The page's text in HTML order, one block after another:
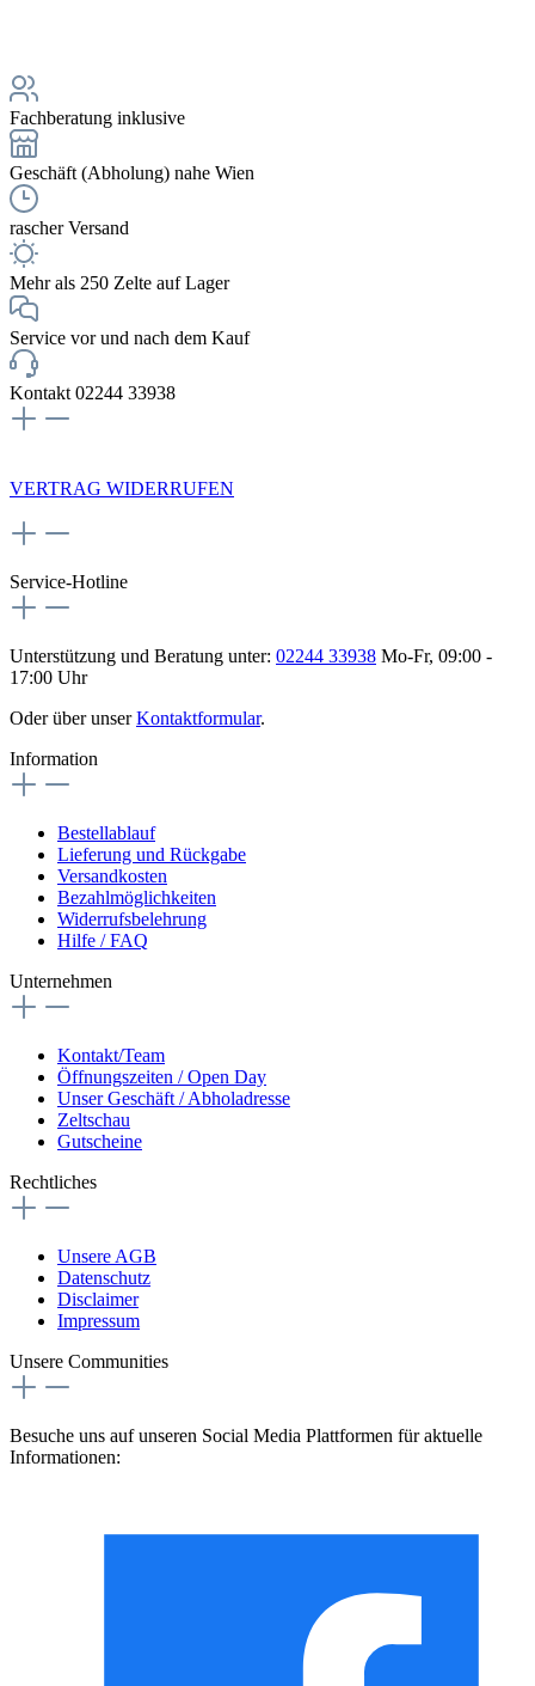
Fachberatung inklusive
Geschäft (Abholung) nahe Wien
rascher Versand
Mehr als 250 Zelte auf Lager
Service vor und nach dem Kauf
Kontakt 02244 33938
VERTRAG WIDERRUFEN
Service-Hotline
Unterstützung und Beratung unter: 02244 33938 Mo-Fr, 09:00 -
17:00 Uhr
Oder über unserKontaktformular.
Information
Bestellablauf
Lieferung und Rückgabe
Versandkosten
Bezahlmöglichkeiten
Widerrufsbelehrung
Hilfe / FAQ
Unternehmen
Kontakt/Team
Öffnungszeiten / Open Day
Unser Geschäft / Abholadresse
Zeltschau
Gutscheine
Rechtliches
Unsere AGB
Datenschutz
Disclaimer
Impressum
Unsere Communities
Besuche uns auf unseren Social Media Plattformen für aktuelle
Informationen: